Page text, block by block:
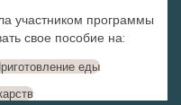
участником программы
свое пособие на:
еды